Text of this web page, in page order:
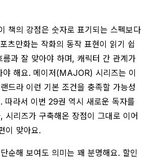
책의 강점은 숫자로 표기되는 스펙보다
츠만화는 작화의 동작 표현이 읽기 쉽
과 잘 맞아야 하며, 캐릭터 간 관계가
야 해요. 메이저(MAJOR) 시리즈는 이
드라 이런 기본 조건을 충족할 가능성
따라서 이번 29권 역시 새로운 독자를
시리즈가 구축해온 장점이 그대로 이어
이 맞아요.
순해 보여도 의미는 꽤 분명해요. 할인